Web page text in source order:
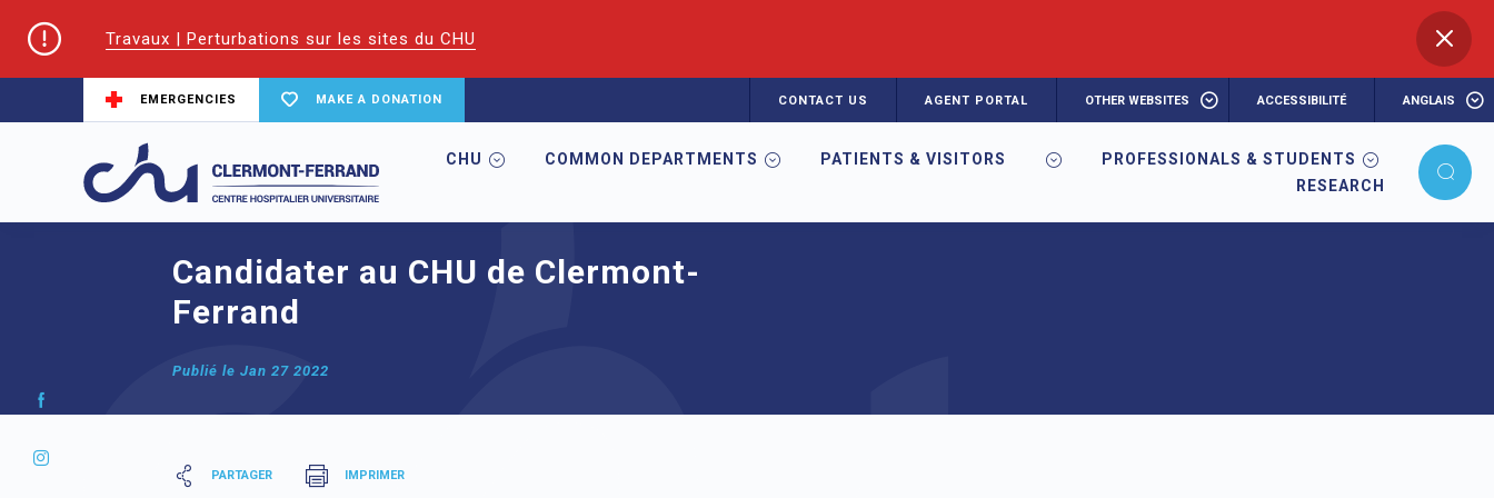
Travaux | Perturbations sur les sites du CHU
EMERGENCIES MAKE A DONATION CONTACT US AGENT PORTAL OTHER WEBSITES ACCESSIBILITÉ ANGLAIS
CHU COMMON DEPARTMENTS PATIENTS & VISITORS
PROFESSIONALS & STUDENTS
RESEARCH
Home node Candidater au CHU de Clermont-Ferrand
Candidater au CHU de Clermont-
Ferrand
Publié le Jan 27 2022
PARTAGER IMPRIMER